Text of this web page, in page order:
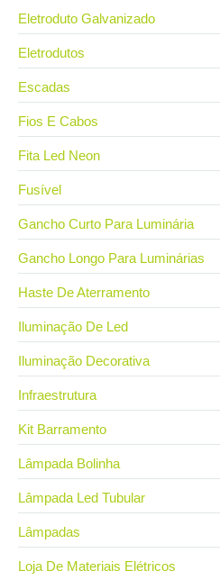
Eletroduto Galvanizado
Eletrodutos
Escadas
Fios E Cabos
Fita Led Neon
Fusível
Gancho Curto Para Luminária
Gancho Longo Para Luminárias
Haste De Aterramento
Iluminação De Led
Iluminação Decorativa
Infraestrutura
Kit Barramento
Lâmpada Bolinha
Lâmpada Led Tubular
Lâmpadas
Loja De Materiais Elétricos